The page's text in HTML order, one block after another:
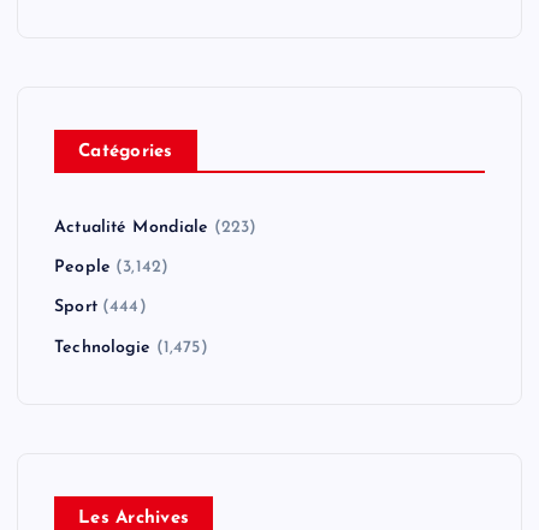
Catégories
Actualité Mondiale (223)
People (3,142)
Sport(444)
Technologie (1,475)
Les Archives